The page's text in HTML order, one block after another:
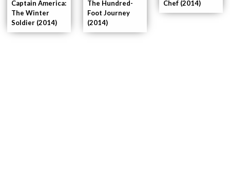
Chef (2014)
The Hundred-
Foot Journey
(2014)
Captain America:
The Winter
Soldier (2014)